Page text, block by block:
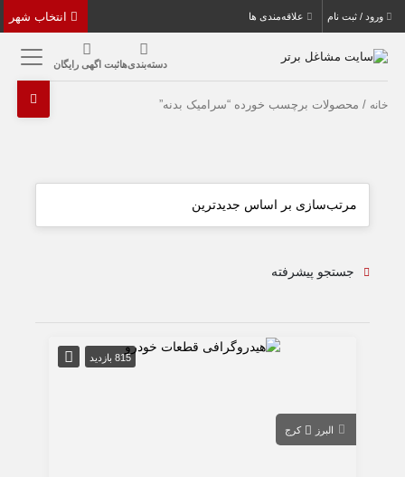
ورود / ثبت نام علاقه‌مندی ها
دسته‌بندی‌هاثبت اگهی رایگان
خانه / محصولات برچسب خورده “سرامیک بدنه”
جستجو پیشرفته
815 بازدید
البرز کرج